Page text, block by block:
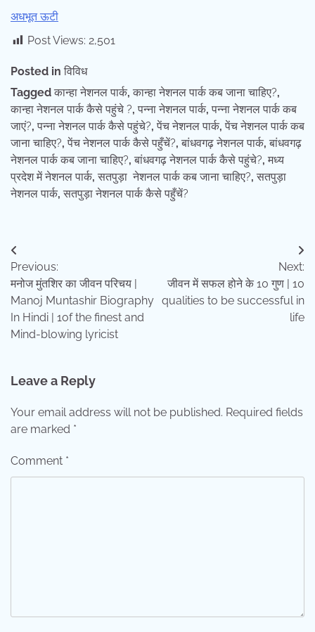
अधभूत ऊटी
Post Views: 2,501
Posted in विविध
Tagged कान्हा नेशनल पार्क, कान्हा नेशनल पार्क कब जाना चाहिए?,
कान्हा नेशनल पार्क कैसे पहुंचे ?, पन्ना नेशनल पार्क, पन्ना नेशनल पार्क कब
जाएं?, पन्ना नेशनल पार्क कैसे पहुंचे?, पेंच नेशनल पार्क, पेंच नेशनल पार्क कब
जाना चाहिए?, पेंच नेशनल पार्क कैसे पहुँचें?, बांधवगढ़ नेशनल पार्क, बांधवगढ़
नेशनल पार्क कब जाना चाहिए?, बांधवगढ़ नेशनल पार्क कैसे पहुंचे?, मध्य
प्रदेश में नेशनल पार्क, सतपुड़ा नेशनल पार्क कब जाना चाहिए?, सतपुड़ा
नेशनल पार्क, सतपुड़ा नेशनल पार्क कैसे पहुँचें?
Post
navigation
Previous:
मनोज मुंतशिर का जीवन परिचय |
Manoj Muntashir Biography
In Hindi | 1of the finest and
Mind-blowing lyricist
Next:
जीवन में सफल होने के 10 गुण | 10
qualities to be successful in
life
Leave a Reply
Your email address will not be published. Required fields
are marked *
Comment *